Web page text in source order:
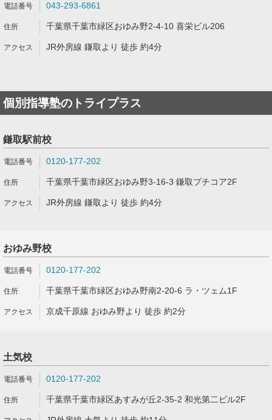
043-293-6861
千葉県千葉市緑区おゆみ野2-4-10 喜栄ビル206
JR外房線 鎌取より 徒歩 約4分
個別指導塾のトライプラス
鎌取駅前校
0120-177-202
千葉県千葉市緑区おゆみ野3-16-3 鎌取プチコア2F
JR外房線 鎌取より 徒歩 約4分
おゆみ野校
0120-177-202
千葉県千葉市緑区おゆみ野南2-20-6 ラ・ツェム1F
京成千原線 おゆみ野より 徒歩 約2分
土気校
0120-177-202
千葉県千葉市緑区あすみが丘2-35-2 和光第二ビル2F